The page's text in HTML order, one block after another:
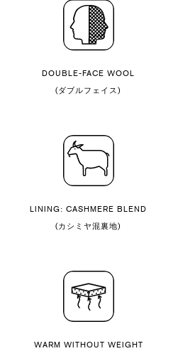
DOUBLE-FACE WOOL
(ダブルフェイス)
LINING: CASHMERE BLEND
(カシミヤ混裏地)
WARM WITHOUT WEIGHT